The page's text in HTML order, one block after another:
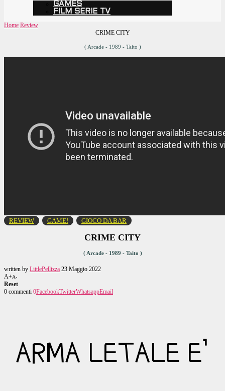
GAMES
FILM SERIE TV
Home Review
CRIME CITY
( Arcade - 1989 - Taito )
REVIEW GAME! GIOCO DA BAR
CRIME CITY
( Arcade - 1989 - Taito )
written by LittlePellizza 23 Maggio 2022
A+A-
Reset
0 commenti 0FacebookTwitterWhatsappEmail
ARMA LETALE E’